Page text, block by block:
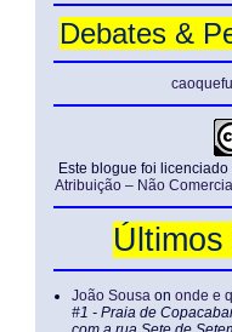
Debates &
Este blogue foi
Atribuição – Não
João Sousa on onde e
#1 - Praia de